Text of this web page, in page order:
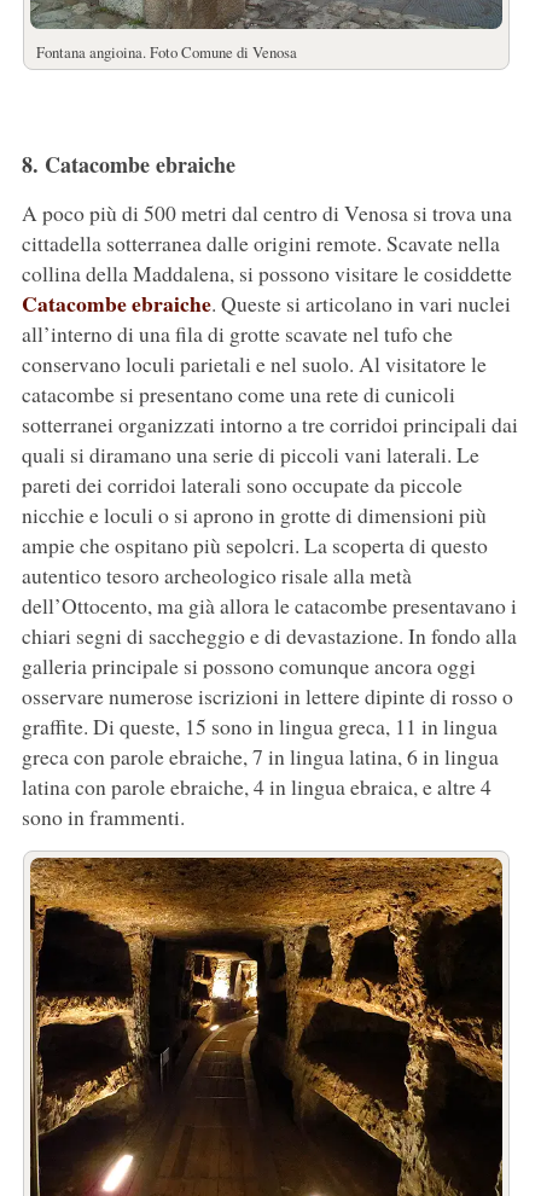
Fontana angioina. Foto Comune di Venosa
8. Catacombe ebraiche
A poco più di 500 metri dal centro di Venosa si trova una
cittadella sotterranea dalle origini remote. Scavate nella
collina della Maddalena, si possono visitare le cosiddette
Catacombe ebraiche. Queste si articolano in vari nuclei
all’interno di una fila di grotte scavate nel tufo che
conservano loculi parietali e nel suolo. Al visitatore le
catacombe si presentano come una rete di cunicoli
sotterranei organizzati intorno a tre corridoi principali dai
quali si diramano una serie di piccoli vani laterali. Le
pareti dei corridoi laterali sono occupate da piccole
nicchie e loculi o si aprono in grotte di dimensioni più
ampie che ospitano più sepolcri. La scoperta di questo
autentico tesoro archeologico risale alla metà
dell’Ottocento, ma già allora le catacombe presentavano i
chiari segni di saccheggio e di devastazione. In fondo alla
galleria principale si possono comunque ancora oggi
osservare numerose iscrizioni in lettere dipinte di rosso o
graffite. Di queste, 15 sono in lingua greca, 11 in lingua
greca con parole ebraiche, 7 in lingua latina, 6 in lingua
latina con parole ebraiche, 4 in lingua ebraica, e altre 4
sono in frammenti.